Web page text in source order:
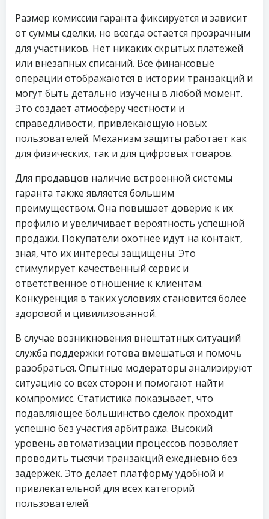
Размер комиссии гаранта фиксируется и зависит
от суммы сделки, но всегда остается прозрачным
для участников. Нет никаких скрытых платежей
или внезапных списаний. Все финансовые
операции отображаются в истории транзакций и
могут быть детально изучены в любой момент.
Это создает атмосферу честности и
справедливости, привлекающую новых
пользователей. Механизм защиты работает как
для физических, так и для цифровых товаров.
Для продавцов наличие встроенной системы
гаранта также является большим
преимуществом. Она повышает доверие к их
профилю и увеличивает вероятность успешной
продажи. Покупатели охотнее идут на контакт,
зная, что их интересы защищены. Это
стимулирует качественный сервис и
ответственное отношение к клиентам.
Конкуренция в таких условиях становится более
здоровой и цивилизованной.
В случае возникновения внештатных ситуаций
служба поддержки готова вмешаться и помочь
разобраться. Опытные модераторы анализируют
ситуацию со всех сторон и помогают найти
компромисс. Статистика показывает, что
подавляющее большинство сделок проходит
успешно без участия арбитража. Высокий
уровень автоматизации процессов позволяет
проводить тысячи транзакций ежедневно без
задержек. Это делает платформу удобной и
привлекательной для всех категорий
пользователей.